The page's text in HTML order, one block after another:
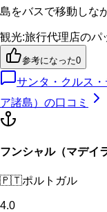
島をバスで移動しな
観光:旅行代理店のパ
参考になった0
サンタ・クルス
ア諸島） の口コミ
フンシャル（マデイ
🇵🇹ポルトガル
4.0